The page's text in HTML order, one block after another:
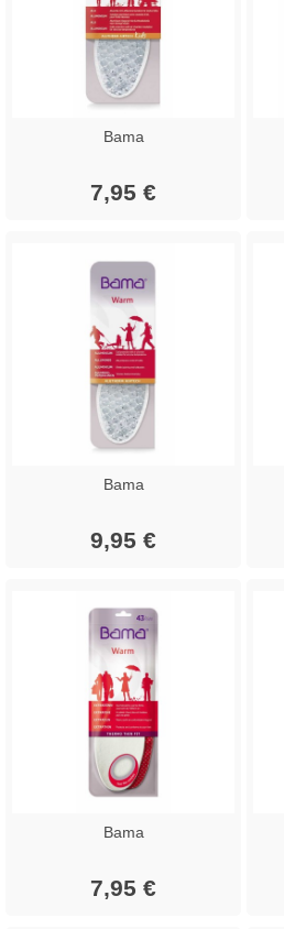
Bama
7,95 €
Bama
9,95 €
Bama
7,95 €